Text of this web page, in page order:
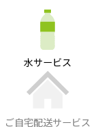
水サービス
ご自宅配送サービス